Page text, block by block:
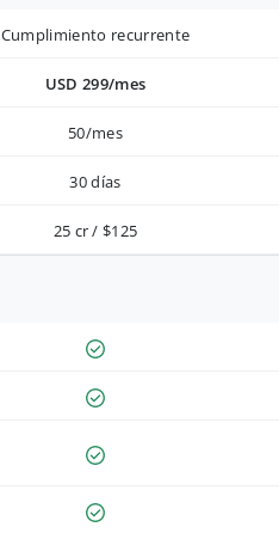
Cumplimiento recurrente
USD 299/mes
50/mes
30 días
25 cr / $125